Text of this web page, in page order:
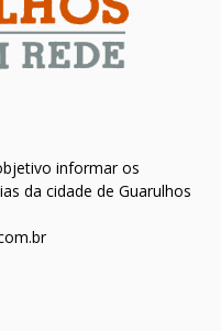
informar os
da cidade de Guarulhos